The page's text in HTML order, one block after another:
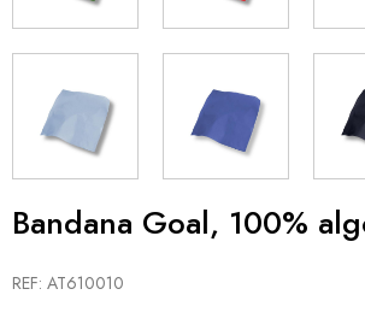
Bandana Goal, 100%
REF: AT610010